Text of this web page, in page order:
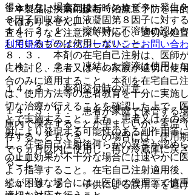
１４．２． 薬剤投与時の注意
１４．２．１． 溶解時に不溶物の認め
しているものは使用しないこと。
１４．２．２． 凍結した溶液は使用し
１４．３． 薬剤交付時の注意
１４．３．１． 患者が家庭で保管する
庫内で保存することが望ましいが、室温
存することもでき、この場合には、使用
で６ヵ月以内に使用し、再び冷蔵庫に戻
ること。
１４．３．２． 子供による誤用等を避
得られない場合には、インヒビター発生
８因子回収率や血液凝固第８因子に対す
査を行うなど注意深く対応し、適切な処
８．３． 本剤の在宅自己注射は、医師
に検討し、患者又はその家族が適切に使
合のみに適用すること。本剤を在宅自己
は、使用方法等の患者教育を十分に実施
切な治療が行えることを確認した上で、
とで実施すること。また、患者又はその
射により発現する可能性のある副作用等
し、在宅自己注射後何らかの異常が認め
の止血効果が不十分な場合には速やかに
よう指導すること。在宅自己注射適用後
続が困難な場合には、医師の管理下で慎
※本製品は疾病の診断・治療・予防を目
ではありません。
利用規約プライバシーポリシーお問い合